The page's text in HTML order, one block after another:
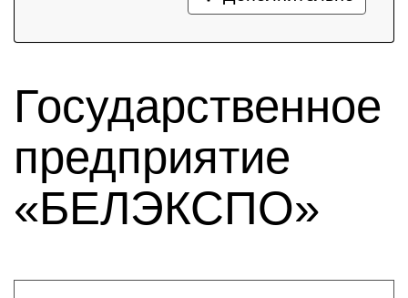
Государственное
предприятие
«БЕЛЭКСПО»